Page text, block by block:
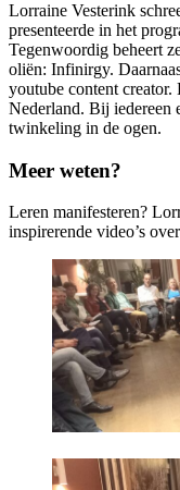
Lorraine Vesterink
presenteerde in het
Tegenwoordig beheert
oliën: Infinirgy.
youtube content creator.
Nederland. Bij iedereen
twinkeling in de ogen.
Meer weten?
Leren manifesteren?
inspirerende video’s